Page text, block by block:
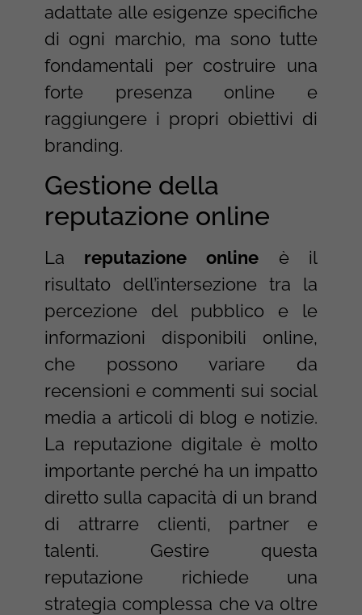
adattate alle esigenze specifiche
di ogni marchio, ma sono tutte
fondamentali per costruire una
forte presenza online e
raggiungere i propri obiettivi di
branding.
Gestione della
reputazione online
La reputazione online è il
risultato dell’intersezione tra la
percezione del pubblico e le
informazioni disponibili online,
che possono variare da
recensioni e commenti sui social
media a articoli di blog e notizie.
La reputazione digitale è molto
importante perché ha un impatto
diretto sulla capacità di un brand
di attrarre clienti, partner e
talenti. Gestire questa
reputazione richiede una
strategia complessa che va oltre